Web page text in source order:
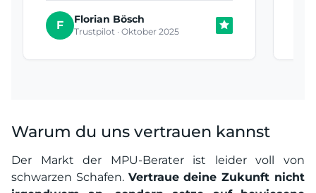
F Florian Bösch
Trustpilot · Oktober 2025
Warum du uns vertrauen kannst
Der Markt der MPU-Berater ist leider voll von
schwarzen Schafen. Vertraue deine Zukunft nicht